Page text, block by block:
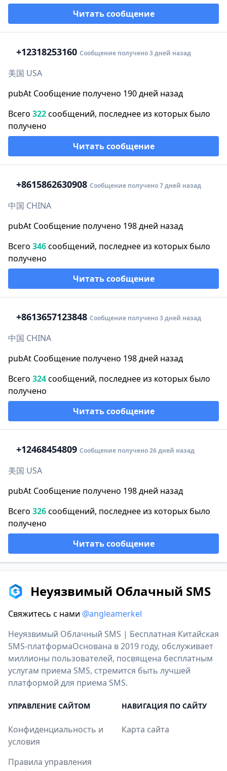
Читать сообщение
+12318253160 Сообщение получено 3 дней назад
美国 USA
pubAt Сообщение получено 190 дней назад
Всего 322сообщений, последнее из которых было
получено
Читать сообщение
+8615862630908 Сообщение получено 7 дней назад
中国 CHINA
pubAt Сообщение получено 198 дней назад
Всего 346сообщений, последнее из которых было
получено
Читать сообщение
+8613657123848 Сообщение получено 3 дней назад
中国 CHINA
pubAt Сообщение получено 198 дней назад
Всего 324сообщений, последнее из которых было
получено
Читать сообщение
+12468454809 Сообщение получено 26 дней назад
美国 USA
pubAt Сообщение получено 198 дней назад
Всего 326сообщений, последнее из которых было
получено
Читать сообщение
Неуязвимый Облачный SMS
Свяжитесь с нами @angleamerkel
Неуязвимый Облачный SMS | Бесплатная Китайская
SMS-платформаОснована в 2019 году, обслуживает
миллионы пользователей, посвящена бесплатным
услугам приема SMS, стремится быть лучшей
платформой для приема SMS.
УПРАВЛЕНИЕ САЙТОМ
Конфиденциальность и
условия
Правила управления
НАВИГАЦИЯ ПО САЙТУ
Карта сайта